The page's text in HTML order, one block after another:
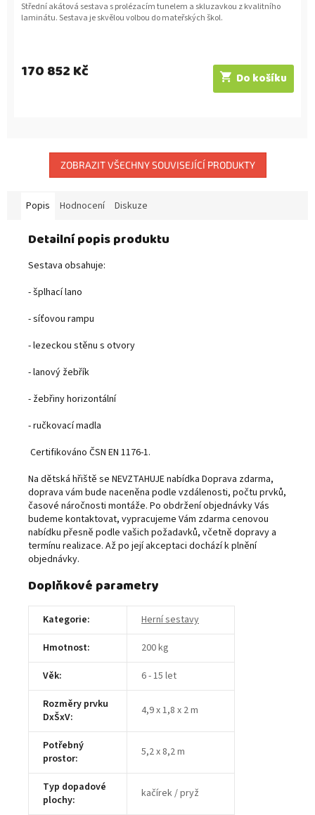
170 852 Kč Do košíku
Střední akátová sestava s prolézacím tunelem a skluzavkou z kvalitního
laminátu. Sestava je skvělou volbou do mateřských škol.
ZOBRAZIT VŠECHNY SOUVISEJÍCÍ PRODUKTY
Popis Hodnocení Diskuze
Detailní popis produktu
Sestava obsahuje:
- šplhací lano
- síťovou rampu
- lezeckou stěnu s otvory
- lanový žebřík
- žebřiny horizontální
- ručkovací madla
Certifikováno ČSN EN 1176-1.
Na dětská hřiště se NEVZTAHUJE nabídka Doprava zdarma,
doprava vám bude naceněna podle vzdálenosti, počtu prvků,
časové náročnosti montáže. Po obdržení objednávky Vás
budeme kontaktovat, vypracujeme Vám zdarma cenovou
nabídku přesně podle vašich požadavků, včetně dopravy a
termínu realizace. Až po její akceptaci dochází k plnění
objednávky.
Doplňkové parametry
Kategorie:
Herní sestavy
Hmotnost:
200 kg
Věk:
6 - 15 let
Rozměry prvku
DxŠxV: 4,9 x 1,8 x 2 m
Potřebný
prostor: 5,2 x 8,2 m
Typ dopadové
plochy: kačírek / pryž